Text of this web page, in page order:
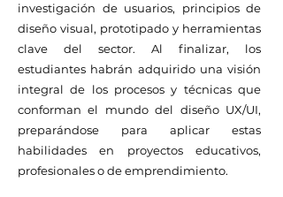
investigación de usuarios, principios de
diseño visual, prototipado y herramientas
clave del sector. Al finalizar, los
estudiantes habrán adquirido una visión
integral de los procesos y técnicas que
conforman el mundo del diseño UX/UI,
preparándose para aplicar estas
habilidades en proyectos educativos,
profesionales o de emprendimiento.